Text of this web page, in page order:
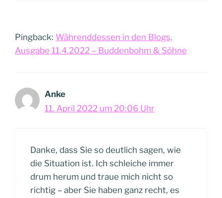
Pingback: Währenddessen in den Blogs,
Ausgabe 11.4.2022 – Buddenbohm & Söhne
Anke
11. April 2022 um 20:06 Uhr
Danke, dass Sie so deutlich sagen, wie
die Situation ist. Ich schleiche immer
drum herum und traue mich nicht so
richtig – aber Sie haben ganz recht, es